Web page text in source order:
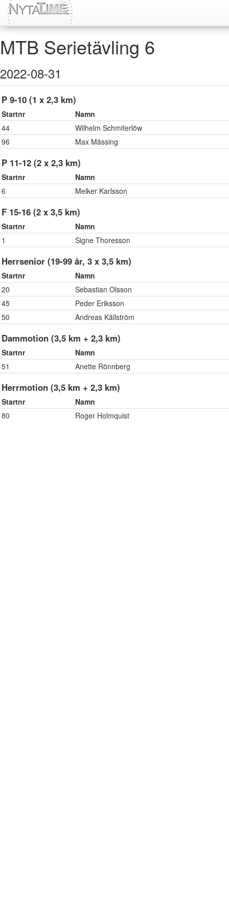
MTB Serietävling 6
2022-08-31
P 9-10 (1 x 2,3 km)
Startnr
Namn
44
Wilhelm Schmiterlöw
96
Max Mässing
P 11-12 (2 x 2,3 km)
Startnr
Namn
6
Melker Karlsson
F 15-16 (2 x 3,5 km)
Startnr
Namn
1
Signe Thoresson
Herrsenior (19-99 år, 3 x 3,5 km)
Startnr
Namn
20
Sebastian Olsson
45
Peder Eriksson
50
Andreas Källström
Dammotion (3,5 km + 2,3 km)
Startnr
Namn
51
Anette Rönnberg
Herrmotion (3,5 km + 2,3 km)
Startnr
Namn
80
Roger Holmquist